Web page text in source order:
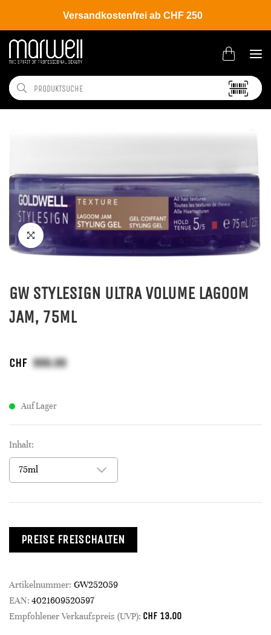
Versandkostenfrei ab CHF 250
Shop Brands Goldwell
GW STYLESIGN ULTRA VOLUME LAGOOM
JAM, 75ML
CHF
Auf Lager
Inhalt:
PREISE FREISCHALTEN
Artikelnummer: GW252059
EAN: 4021609520597
Empfohlener Verkaufspreis (UVP): CHF 13.00